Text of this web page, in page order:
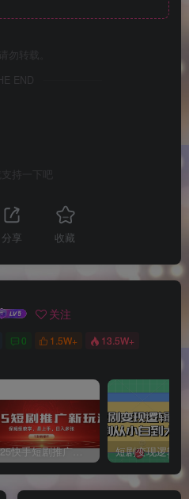
勿转载。
END
支持一下吧
分享 收藏
关注
0 1.5W+ 13.5W+
2025快手短剧推广新玩法，保姆级教学，日入多张，可矩阵操作